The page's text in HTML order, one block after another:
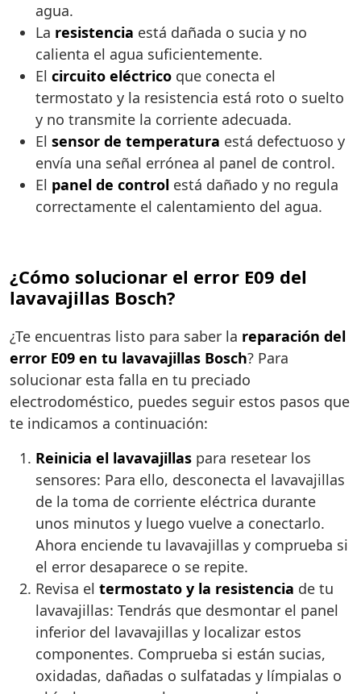
agua.
La resistencia está dañada o sucia y no
calienta el agua suficientemente.
El circuito eléctrico que conecta el
termostato y la resistencia está roto o suelto
y no transmite la corriente adecuada.
El sensor de temperatura está defectuoso y
envía una señal errónea al panel de control.
El panel de control está dañado y no regula
correctamente el calentamiento del agua.
¿Cómo solucionar el error E09 del
lavavajillas Bosch?
¿Te encuentras listo para saber la reparación del
error E09 en tu lavavajillas Bosch? Para
solucionar esta falla en tu preciado
electrodoméstico, puedes seguir estos pasos que
te indicamos a continuación:
Reinicia el lavavajillas para resetear los
sensores: Para ello, desconecta el lavavajillas
de la toma de corriente eléctrica durante
unos minutos y luego vuelve a conectarlo.
Ahora enciende tu lavavajillas y comprueba si
el error desaparece o se repite.
Revisa el termostato y la resistencia de tu
lavavajillas: Tendrás que desmontar el panel
inferior del lavavajillas y localizar estos
componentes. Comprueba si están sucias,
oxidadas, dañadas o sulfatadas y límpialas o